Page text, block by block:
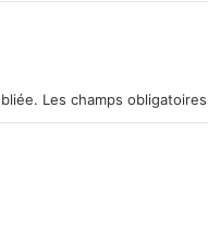
Les champs